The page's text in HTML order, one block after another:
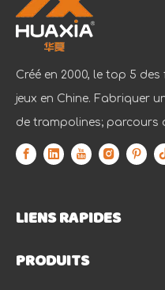
Créé en 2000, le top 5
jeux en Chine. Fabriquer
de trampolines; parcours
LIENS RAPIDES
PRODUITS